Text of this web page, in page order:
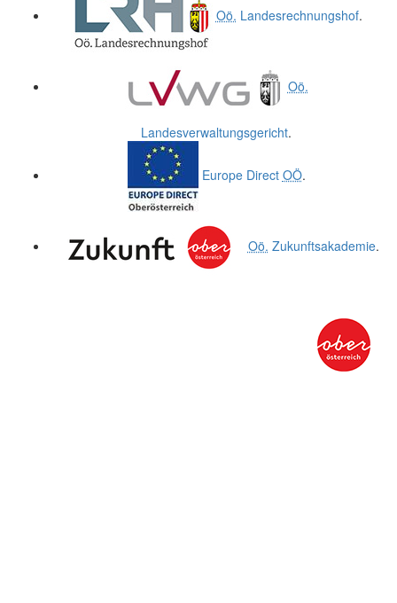
Oö. Landesrechnungshof.
Oö.
Landesverwaltungsgericht.
Europe Direct OÖ.
Oö. Zukunftsakademie.